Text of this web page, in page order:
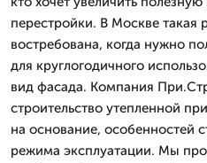
перестройки. В Москве такая
востребована, когда нужно
для круглогодичного
вид фасада. Компания
строительство утепленной
на основание, особенностей
режима эксплуатации. Мы